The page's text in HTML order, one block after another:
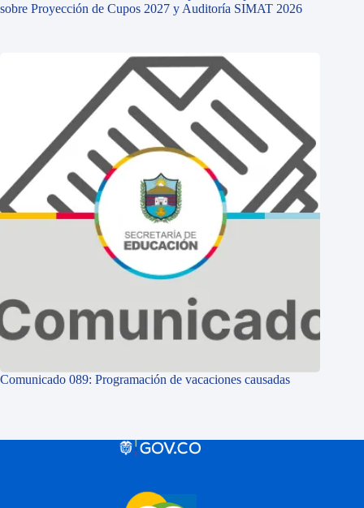
sobre Proyección de Cupos 2027 y Auditoría SIMAT 2026
Comunicado 089: Programación de vacaciones causadas